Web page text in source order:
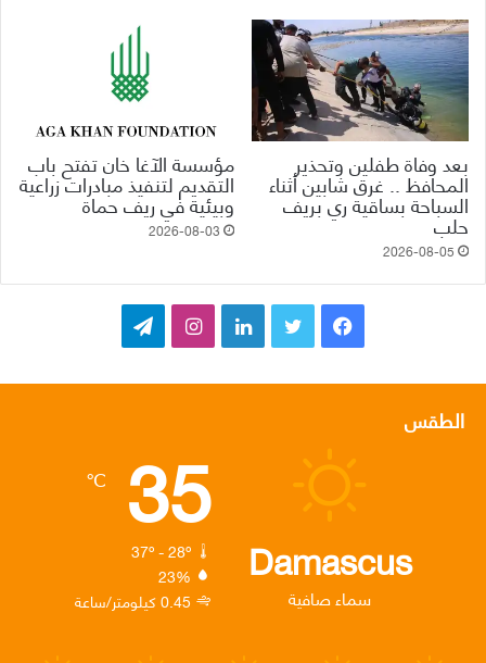
بعد وفاة طفلين وتحذير
المحافظ .. غرق شابين أثناء
السباحة بساقية ري بريف
حلب
2026-08-05
مؤسسة الآغا خان تفتح باب
التقديم لتنفيذ مبادرات زراعية
وبيئية في ريف حماة
2026-08-03
ب
و
ت
ق
ر
ا
ر
ا
الطقس
Damascus
سماء صافية
35
℃
37º - 28º
23%
0.45 كيلومتر/ساعة